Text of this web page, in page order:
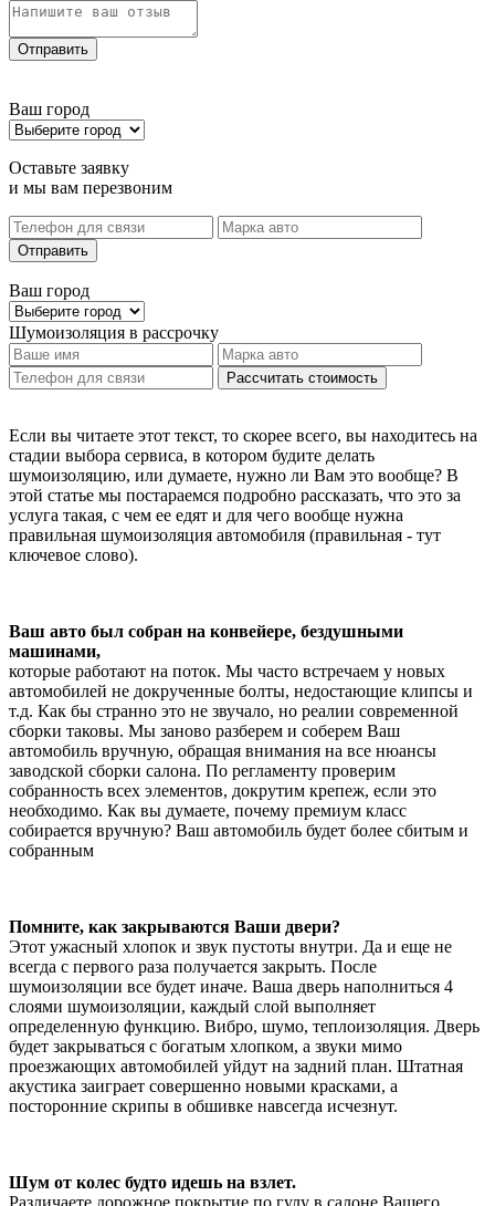
Отправить
Ваш город
Оставьте заявку
и мы вам перезвоним
Отправить
Ваш город
Шумоизоляция в рассрочку
Рассчитать стоимость
Если вы читаете этот текст, то скорее всего, вы находитесь на
стадии выбора сервиса, в котором будите делать
шумоизоляцию, или думаете, нужно ли Вам это вообще? В
этой статье мы постараемся подробно рассказать, что это за
услуга такая, с чем ее едят и для чего вообще нужна
правильная шумоизоляция автомобиля (правильная - тут
ключевое слово).
Ваш авто был собран на конвейере, бездушными
машинами,
которые работают на поток. Мы часто встречаем у новых
автомобилей не докрученные болты, недостающие клипсы и
т.д. Как бы странно это не звучало, но реалии современной
сборки таковы. Мы заново разберем и соберем Ваш
автомобиль вручную, обращая внимания на все нюансы
заводской сборки салона. По регламенту проверим
собранность всех элементов, докрутим крепеж, если это
необходимо. Как вы думаете, почему премиум класс
собирается вручную? Ваш автомобиль будет более сбитым и
собранным
Помните, как закрываются Ваши двери?
Этот ужасный хлопок и звук пустоты внутри. Да и еще не
всегда с первого раза получается закрыть. После
шумоизоляции все будет иначе. Ваша дверь наполниться 4
слоями шумоизоляции, каждый слой выполняет
определенную функцию. Вибро, шумо, теплоизоляция. Дверь
будет закрываться с богатым хлопком, а звуки мимо
проезжающих автомобилей уйдут на задний план. Штатная
акустика заиграет совершенно новыми красками, а
посторонние скрипы в обшивке навсегда исчезнут.
Шум от колес будто идешь на взлет.
Различаете дорожное покрытие по гулу в салоне Вашего